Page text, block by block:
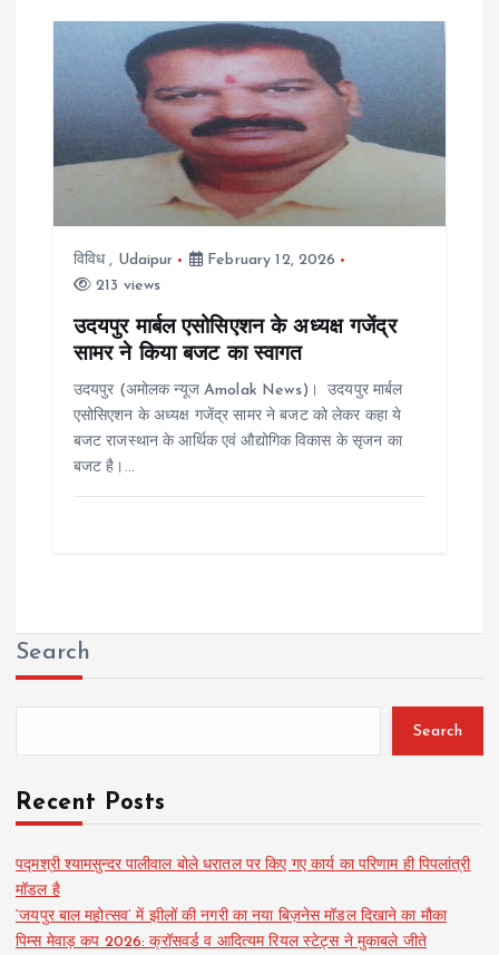
विविध, Udaipur
February 12, 2026
213 views
उदयपुर मार्बल एसोसिएशन के अध्यक्ष गजेंद्र
सामर ने किया बजट का स्वागत
उदयपुर (अमोलक न्यूज Amolak News)। उदयपुर मार्बल
एसोसिएशन के अध्यक्ष गजेंद्र सामर ने बजट को लेकर कहा ये
बजट राजस्थान के आर्थिक एवं औद्योगिक विकास के सृजन का
बजट है।…
Search
Search
Recent Posts
पद्मश्री श्यामसुन्दर पालीवाल बोले धरातल पर किए गए कार्य का परिणाम ही पिपलांत्री
मॉडल है
‘जयपुर बाल महोत्सव’ में झीलों की नगरी का नया बिज़नेस मॉडल दिखाने का मौका
पिम्स मेवाड़ कप 2026: क्रॉसवर्ड व आदित्यम रियल स्टेट्स ने मुकाबले जीते